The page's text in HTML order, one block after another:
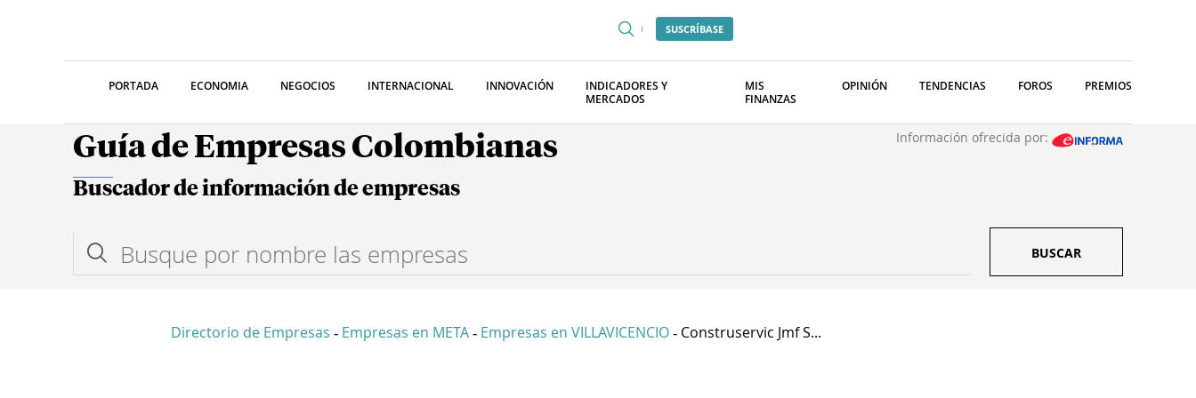
SUSCRÍBASE
PORTADA ECONOMIA NEGOCIOS INTERNACIONAL INNOVACIÓN
INDICADORES Y
MERCADOS
MIS
FINANZAS
OPINIÓN TENDENCIAS FOROS PREMIOS
Guía de Empresas Colombianas Información ofrecida por:
Buscador de información de empresas
BUSCAR
Directorio de Empresas - Empresas en META - Empresas en VILLAVICENCIO - Construservic Jmf S...